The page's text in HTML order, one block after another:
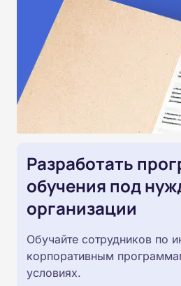
Разработать
обучения под
организации
Обучайте сотрудников по
корпоративным
условиях.